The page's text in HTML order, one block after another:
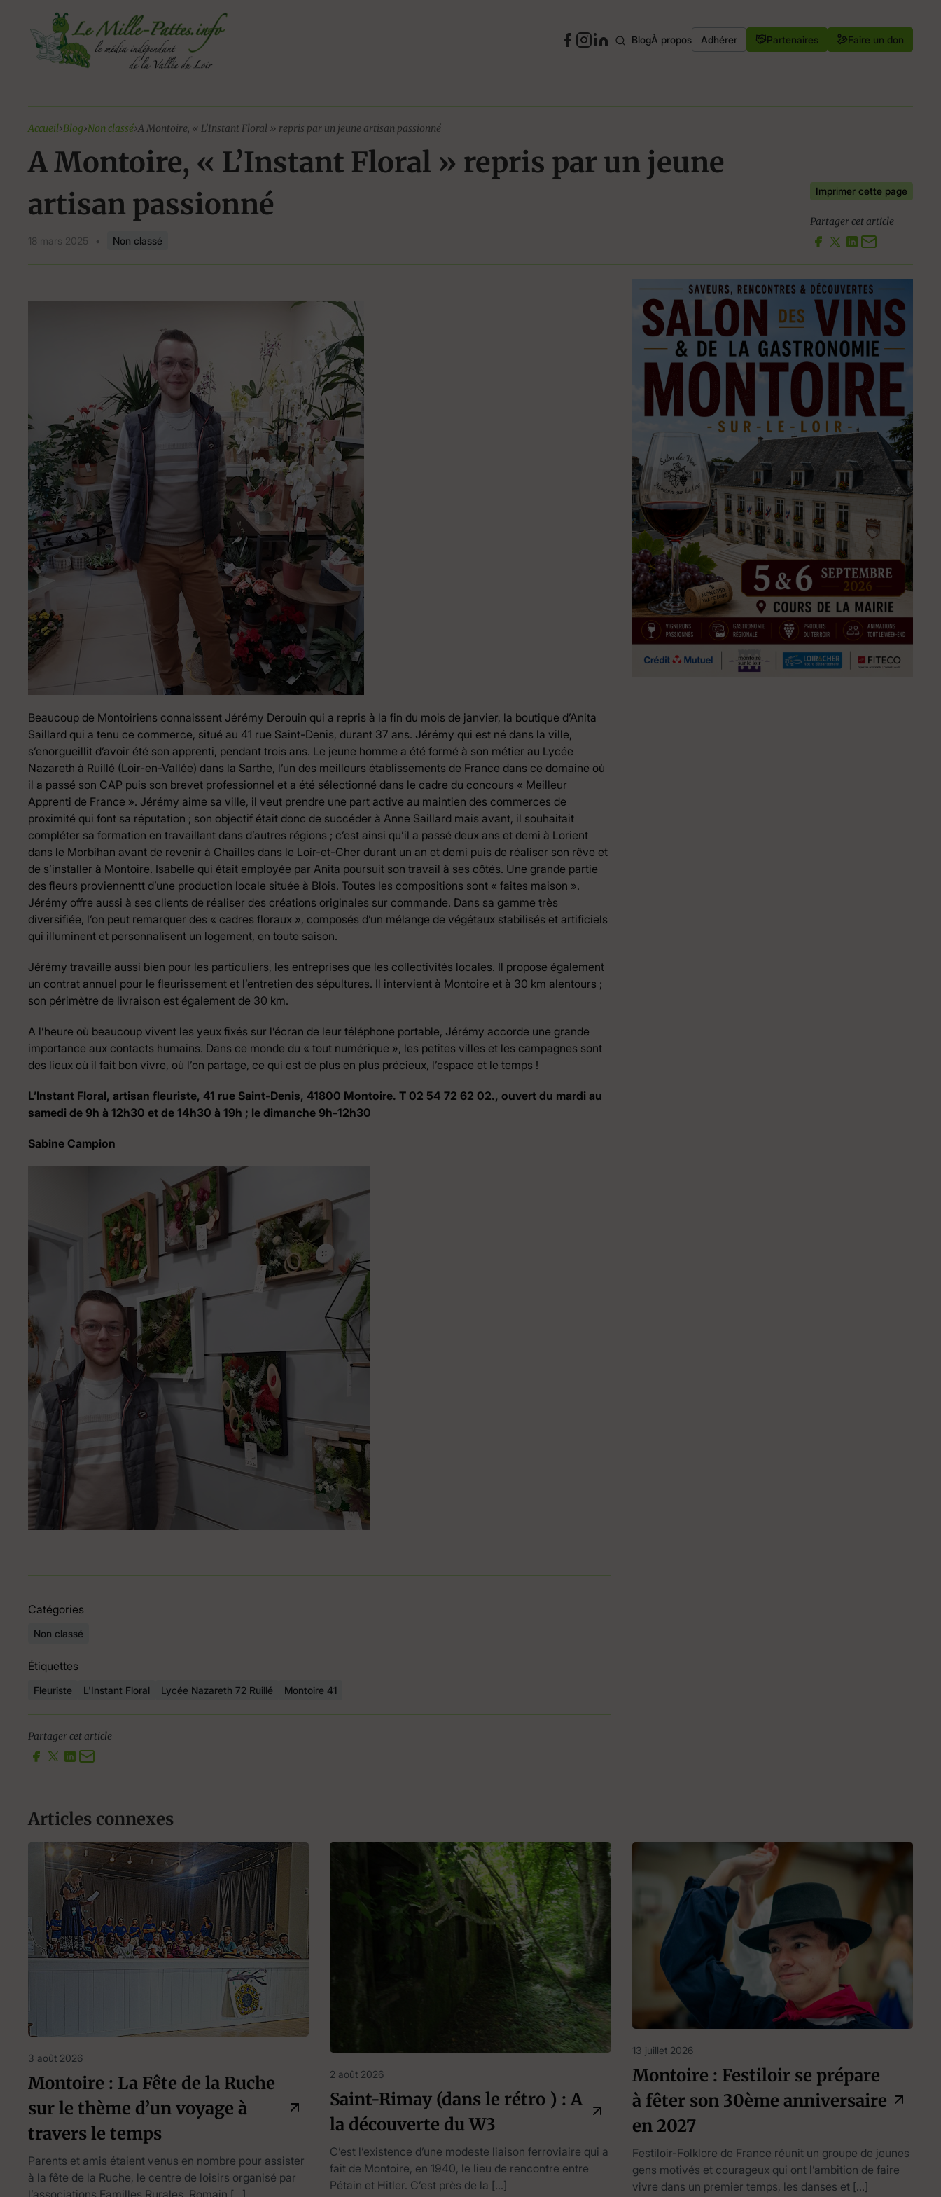
contenu
BlogÀ propos Adhérer Partenaires Faire un don
Accueil›Blog›Non classé›A Montoire, « L’Instant Floral » repris par un jeune artisan passionné
A Montoire, « L’Instant Floral » repris par un jeune
artisan passionné
18 mars 2025 • Non classé
Imprimer cette page
Partager cet article
Beaucoup de Montoiriens connaissent Jérémy Derouin qui a repris à la fin du mois de janvier, la boutique d’Anita
Saillard qui a tenu ce commerce, situé au 41 rue Saint-Denis, durant 37 ans. Jérémy qui est né dans la ville,
s’enorgueillit d’avoir été son apprenti, pendant trois ans. Le jeune homme a été formé à son métier au Lycée
Nazareth à Ruillé (Loir-en-Vallée) dans la Sarthe, l’un des meilleurs établissements de France dans ce domaine où
il a passé son CAP puis son brevet professionnel et a été sélectionné dans le cadre du concours « Meilleur
Apprenti de France ». Jérémy aime sa ville, il veut prendre une part active au maintien des commerces de
proximité qui font sa réputation ; son objectif était donc de succéder à Anne Saillard mais avant, il souhaitait
compléter sa formation en travaillant dans d’autres régions ; c’est ainsi qu’il a passé deux ans et demi à Lorient
dans le Morbihan avant de revenir à Chailles dans le Loir-et-Cher durant un an et demi puis de réaliser son rêve et
de s’installer à Montoire. Isabelle qui était employée par Anita poursuit son travail à ses côtés. Une grande partie
des fleurs proviennentt d’une production locale située à Blois. Toutes les compositions sont « faites maison ».
Jérémy offre aussi à ses clients de réaliser des créations originales sur commande. Dans sa gamme très
diversifiée, l’on peut remarquer des « cadres floraux », composés d’un mélange de végétaux stabilisés et artificiels
qui illuminent et personnalisent un logement, en toute saison.
Jérémy travaille aussi bien pour les particuliers, les entreprises que les collectivités locales. Il propose également
un contrat annuel pour le fleurissement et l’entretien des sépultures. Il intervient à Montoire et à 30 km alentours ;
son périmètre de livraison est également de 30 km.
A l’heure où beaucoup vivent les yeux fixés sur l’écran de leur téléphone portable, Jérémy accorde une grande
importance aux contacts humains. Dans ce monde du « tout numérique », les petites villes et les campagnes sont
des lieux où il fait bon vivre, où l’on partage, ce qui est de plus en plus précieux, l’espace et le temps !
L’Instant Floral, artisan fleuriste, 41 rue Saint-Denis, 41800 Montoire. T 02 54 72 62 02., ouvert du mardi au
samedi de 9h à 12h30 et de 14h30 à 19h ; le dimanche 9h-12h30
Sabine Campion
Catégories
Non classé
Étiquettes
Fleuriste L'Instant Floral Lycée Nazareth 72 Ruillé Montoire 41
Partager cet article
Articles connexes
3 août 2026
Montoire : La Fête de la Ruche
sur le thème d’un voyage à
travers le temps
Parents et amis étaient venus en nombre pour assister
à la fête de la Ruche, le centre de loisirs organisé par
2 août 2026
Saint-Rimay (dans le rétro ) : A
la découverte du W3
C’est l’existence d’une modeste liaison ferroviaire qui a
fait de Montoire, en 1940, le lieu de rencontre entre
Pétain et Hitler. C’est près de la […]
13 juillet 2026
Montoire : Festiloir se prépare
à fêter son 30ème anniversaire
en 2027
Festiloir-Folklore de France réunit un groupe de jeunes
gens motivés et courageux qui ont l’ambition de faire
vivre dans un premier temps, les danses et […]